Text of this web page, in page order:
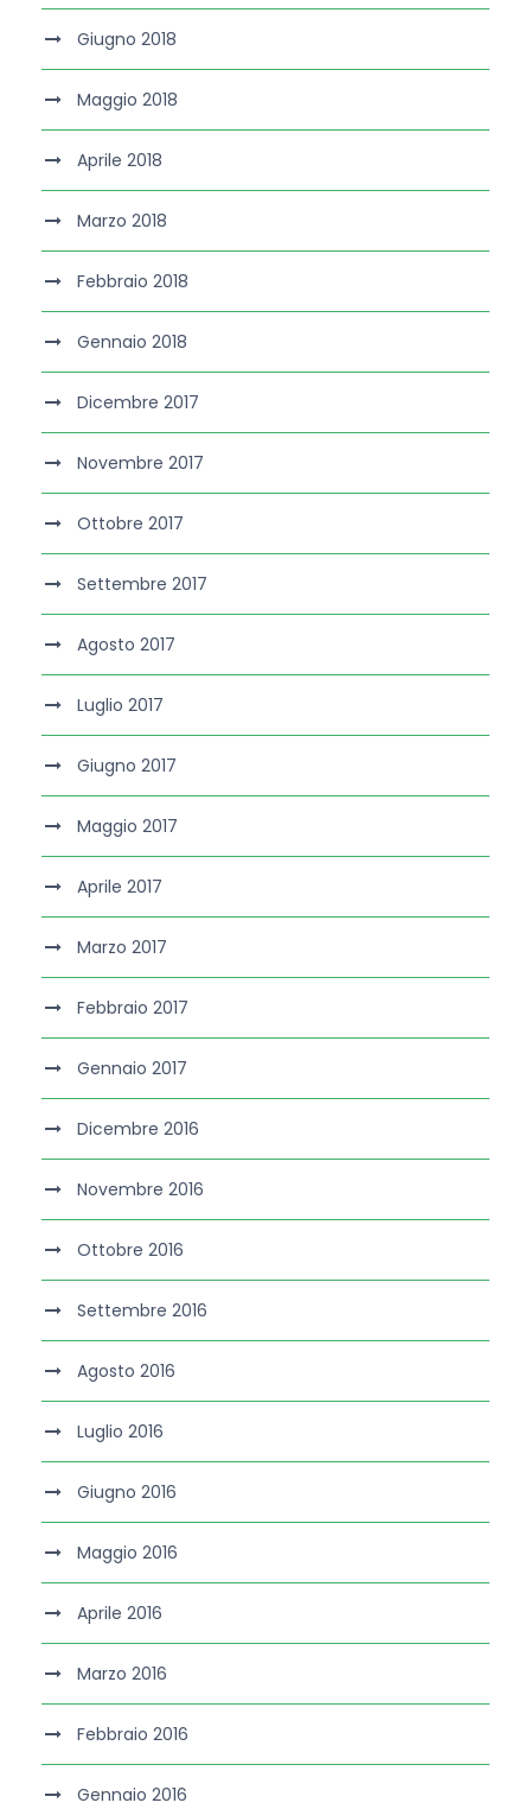
Giugno 2018
Maggio 2018
Aprile 2018
Marzo 2018
Febbraio 2018
Gennaio 2018
Dicembre 2017
Novembre 2017
Ottobre 2017
Settembre 2017
Agosto 2017
Luglio 2017
Giugno 2017
Maggio 2017
Aprile 2017
Marzo 2017
Febbraio 2017
Gennaio 2017
Dicembre 2016
Novembre 2016
Ottobre 2016
Settembre 2016
Agosto 2016
Luglio 2016
Giugno 2016
Maggio 2016
Aprile 2016
Marzo 2016
Febbraio 2016
Gennaio 2016